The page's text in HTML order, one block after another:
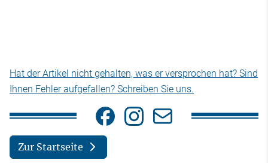
Hat der Artikel nicht gehalten, was er versprochen hat? Sind
Ihnen Fehler aufgefallen? Schreiben Sie uns.
Zur Startseite